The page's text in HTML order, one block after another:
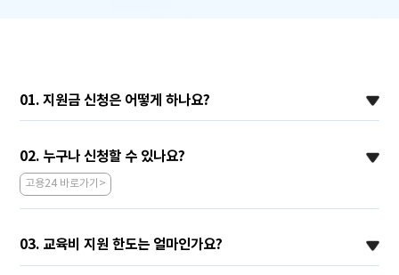
01. 지원금 신청은 어떻게 하나요?
02. 누구나 신청할 수 있나요?
고용24 바로가기>
03. 교육비 지원 한도는 얼마인가요?